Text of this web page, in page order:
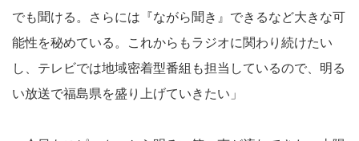
でも聞ける。さらには『ながら聞き』できるなど大きな可
能性を秘めている。これからもラジオに関わり続けたい
し、テレビでは地域密着型番組も担当しているので、明る
い放送で福島県を盛り上げていきたい」